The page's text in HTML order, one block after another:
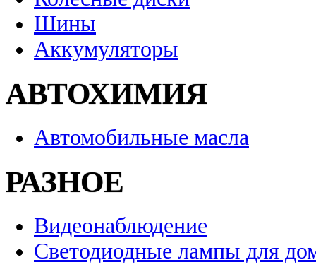
Шины
Аккумуляторы
АВТОХИМИЯ
Автомобильные масла
РАЗНОЕ
Видеонаблюдение
Светодиодные лампы для